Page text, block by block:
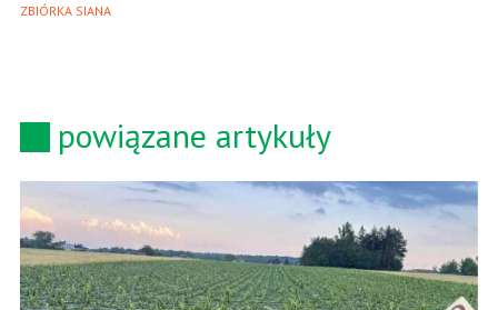
ZBIÓRKA SIANA
powiązane artykuły